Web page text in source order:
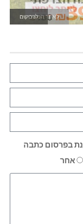
לאתר המשחקים
נת בפרסום כתבה
אחר